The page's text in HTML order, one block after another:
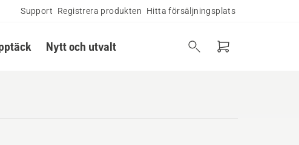
Support Registrera produkten Hitta försäljningsplats
Nytt och utvalt